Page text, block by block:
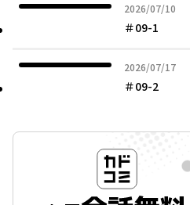
2026/07/10
2026年07月10日
＃09-1
2026/07/17
2026年07月17日
＃09-2